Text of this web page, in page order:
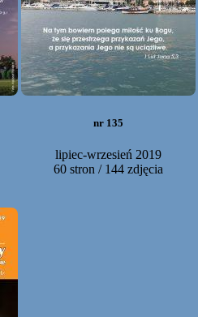
nr 135
lipiec-wrzesień 2019
60 stron / 144 zdjęcia